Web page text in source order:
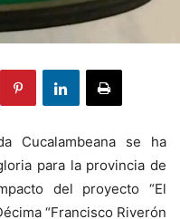
Cucalambeana se ha
para la provincia de
del proyecto “El
“Francisco Riverón